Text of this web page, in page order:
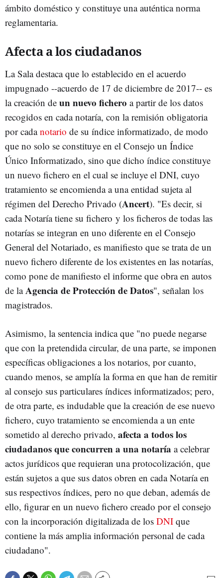
ámbito doméstico y constituye una auténtica norma
reglamentaria.
Afecta a los ciudadanos
La Sala destaca que lo establecido en el acuerdo
impugnado --acuerdo de 17 de diciembre de 2017-- es
la creación de un nuevo fichero a partir de los datos
recogidos en cada notaría, con la remisión obligatoria
por cadanotario de su índice informatizado, de modo
que no solo se constituye en el Consejo un Índice
Único Informatizado, sino que dicho índice constituye
un nuevo fichero en el cual se incluye el DNI, cuyo
tratamiento se encomienda a una entidad sujeta al
régimen del Derecho Privado (Ancert). "Es decir, si
cada Notaría tiene su fichero y los ficheros de todas las
notarías se integran en uno diferente en el Consejo
General del Notariado, es manifiesto que se trata de un
nuevo fichero diferente de los existentes en las notarías,
como pone de manifiesto el informe que obra en autos
de laAgencia de Protección de Datos", señalan los
magistrados.
Asimismo, la sentencia indica que "no puede negarse
que con la pretendida circular, de una parte, se imponen
específicas obligaciones a los notarios, por cuanto,
cuando menos, se amplía la forma en que han de remitir
al consejo sus particulares índices informatizados; pero,
de otra parte, es indudable que la creación de ese nuevo
fichero, cuyo tratamiento se encomienda a un ente
sometido al derecho privado, afecta a todos los
ciudadanos que concurren a una notaría a celebrar
actos jurídicos que requieran una protocolización, que
están sujetos a que sus datos obren en cada Notaría en
sus respectivos índices, pero no que deban, además de
ello, figurar en un nuevo fichero creado por el consejo
con la incorporación digitalizada de los DNI que
contiene la más amplia información personal de cada
ciudadano".